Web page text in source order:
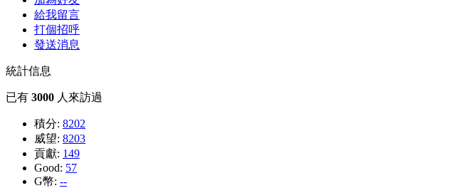
給我留言
打個招呼
發送消息
統計信息
已有 3000 人來訪過
積分: 8202
威望: 8203
貢獻: 149
Good: 57
G幣: --